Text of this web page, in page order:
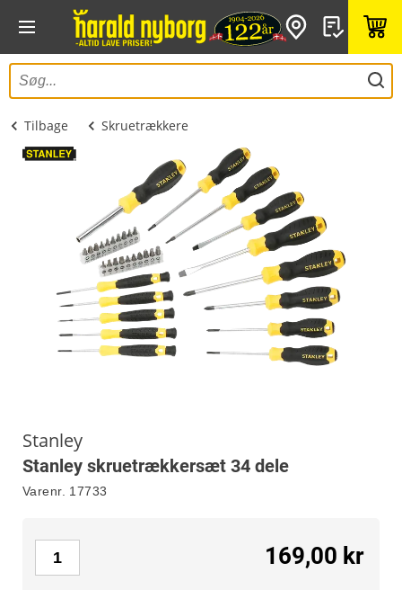
Tilbage Skruetrækkere
Stanley
Stanley skruetrækkersæt 34 dele
Varenr. 17733
169,00 kr